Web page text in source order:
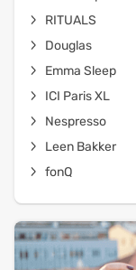
RITUALS
Douglas
Emma Sleep
ICI Paris XL
Nespresso
Leen Bakker
fonQ